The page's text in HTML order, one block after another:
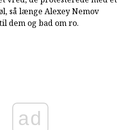
så længe Alexey Nemov
dem og bad om ro.
ad